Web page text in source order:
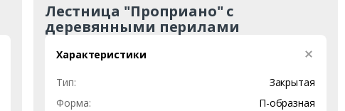
Лестница "Проприано" с
деревянными перилами
Характеристики
Тип:
Закрытая
Форма:
П-образная